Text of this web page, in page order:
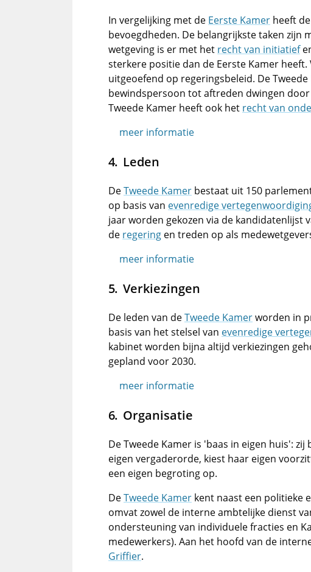
In vergelijking met de Eerste Kamer heeft de
bevoegdheden. De belangrijkste taken zijn
wetgeving is er met het recht van initiatief
sterkere positie dan de Eerste Kamer heeft.
uitgeoefend op regeringsbeleid. De
bewindspersoon tot aftreden dwingen
Tweede Kamer heeft ook het recht van
meer informatie
Leden
DeTweede Kamer bestaat uit 150
op basis van evenredige
jaar worden gekozen via de kandidatenlijst
de regering en treden op als
meer informatie
Verkiezingen
De leden van deTweede Kamerworden in
basis van het stelsel van evenredige
kabinet worden bijna altijd verkiezingen
gepland voor 2030.
meer informatie
Organisatie
De Tweede Kamer is 'baas in eigen huis':
eigen vergaderorde, kiest haar eigen
een eigen begroting op.
DeTweede Kamer kent naast een politieke
omvat zowel de interne ambtelijke dienst
ondersteuning van individuele fracties en
medewerkers). Aan het hoofd van de
Griffier.